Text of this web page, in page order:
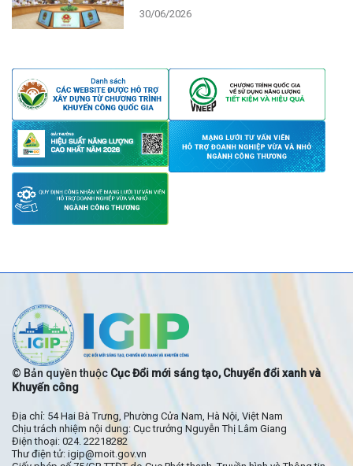
30/06/2026
© Bản quyền thuộc Cục Đổi mới sáng tạo, Chuyển đổi xanh và
Khuyến công
Địa chỉ: 54 Hai Bà Trưng, Phường Cửa Nam, Hà Nội, Việt Nam
Chịu trách nhiệm nội dung: Cục trưởng Nguyễn Thị Lâm Giang
Điện thoại: 024. 22218282
Thư điện tử: igip@moit.gov.vn